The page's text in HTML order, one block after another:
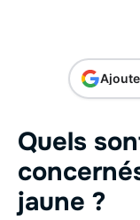
Quels
jaune ?